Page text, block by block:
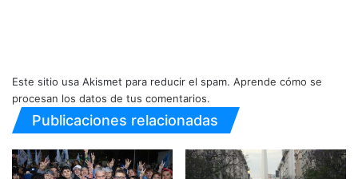
Este sitio usa Akismet para reducir el spam. Aprende cómo se
procesan los datos de tus comentarios.
Publicaciones relacionadas